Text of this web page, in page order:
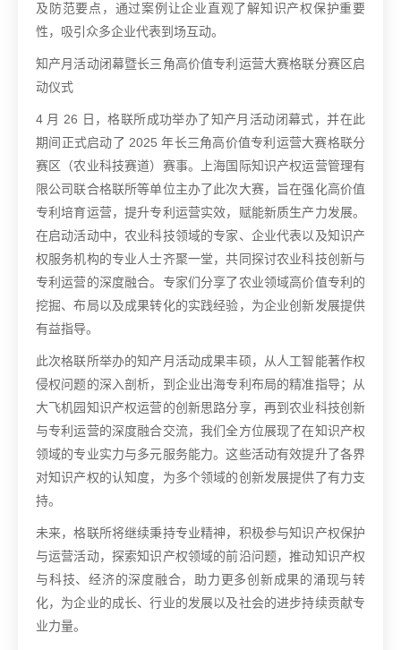
及防范要点，通过案例让企业直观了解知识产权保护重要
性，吸引众多企业代表到场互动。
知产月活动闭幕暨长三角高价值专利运营大赛格联分赛区启
动仪式
4 月 26 日，格联所成功举办了知产月活动闭幕式，并在此
期间正式启动了 2025 年长三角高价值专利运营大赛格联分
赛区（农业科技赛道）赛事。上海国际知识产权运营管理有
限公司联合格联所等单位主办了此次大赛，旨在强化高价值
专利培育运营，提升专利运营实效，赋能新质生产力发展。
在启动活动中，农业科技领域的专家、企业代表以及知识产
权服务机构的专业人士齐聚一堂，共同探讨农业科技创新与
专利运营的深度融合。专家们分享了农业领域高价值专利的
挖掘、布局以及成果转化的实践经验，为企业创新发展提供
有益指导。
此次格联所举办的知产月活动成果丰硕，从人工智能著作权
侵权问题的深入剖析，到企业出海专利布局的精准指导；从
大飞机园知识产权运营的创新思路分享，再到农业科技创新
与专利运营的深度融合交流，我们全方位展现了在知识产权
领域的专业实力与多元服务能力。这些活动有效提升了各界
对知识产权的认知度，为多个领域的创新发展提供了有力支
持。
未来，格联所将继续秉持专业精神，积极参与知识产权保护
与运营活动，探索知识产权领域的前沿问题，推动知识产权
与科技、经济的深度融合，助力更多创新成果的涌现与转
化，为企业的成长、行业的发展以及社会的进步持续贡献专
业力量。